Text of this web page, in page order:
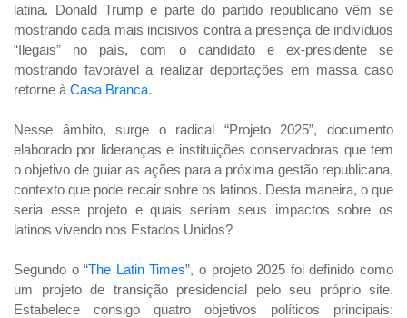
latina. Donald Trump e parte do partido republicano vêm se
mostrando cada mais incisivos contra a presença de indivíduos
“Ilegais” no país, com o candidato e ex-presidente se
mostrando favorável a realizar deportações em massa caso
retorne à Casa Branca.
Nesse âmbito, surge o radical “Projeto 2025”, documento
elaborado por lideranças e instituições conservadoras que tem
o objetivo de guiar as ações para a próxima gestão republicana,
contexto que pode recair sobre os latinos. Desta maneira, o que
seria esse projeto e quais seriam seus impactos sobre os
latinos vivendo nos Estados Unidos?
Segundo o “The Latin Times”, o projeto 2025 foi definido como
um projeto de transição presidencial pelo seu próprio site.
Estabelece consigo quatro objetivos políticos principais: